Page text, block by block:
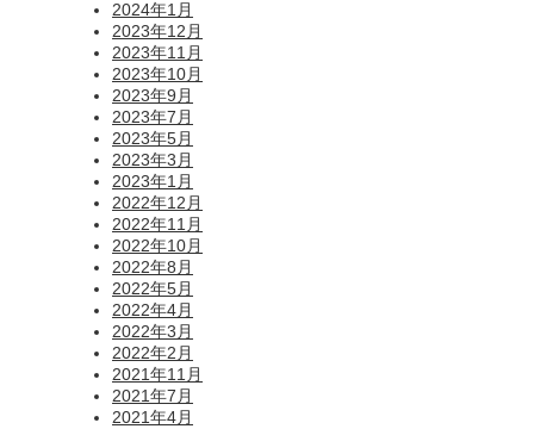
2024年1月
2023年12月
2023年11月
2023年10月
2023年9月
2023年7月
2023年5月
2023年3月
2023年1月
2022年12月
2022年11月
2022年10月
2022年8月
2022年5月
2022年4月
2022年3月
2022年2月
2021年11月
2021年7月
2021年4月